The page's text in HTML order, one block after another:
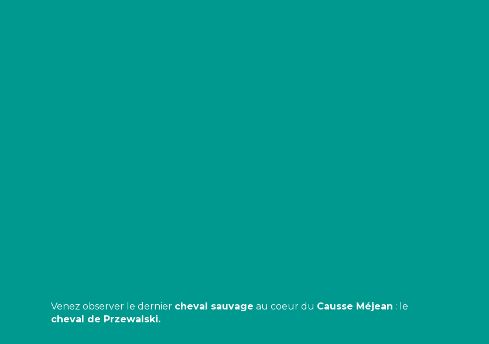
Venez observer le dernier cheval sauvage au coeur du Causse Méjean : le
cheval de Przewalski.